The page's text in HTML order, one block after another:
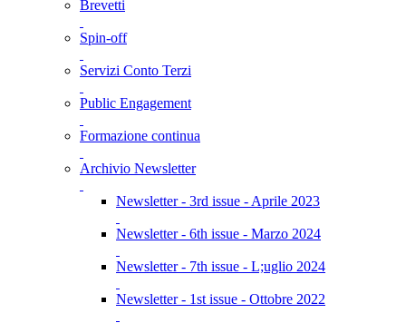
Brevetti
Spin-off
Servizi Conto Terzi
Public Engagement
Formazione continua
Archivio Newsletter
Newsletter - 3rd issue - Aprile 2023
Newsletter - 6th issue - Marzo 2024
Newsletter - 7th issue - L;uglio 2024
Newsletter - 1st issue - Ottobre 2022